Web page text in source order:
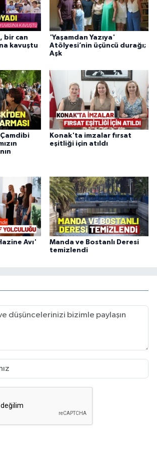
bir can
kavuştu
'Yaşamdan Yazıya'
Atölyesi’nin üçüncü durağı;
Aşk
Konak'ta imzalar fırsat
eşitliği için atıldı
Avı'
Manda ve Bostanlı Deresi
temizlendi